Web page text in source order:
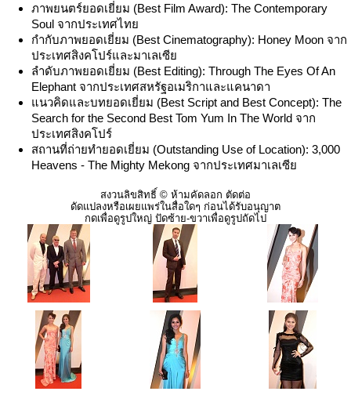
ภาพยนตร์ยอดเยี่ยม (Best Film Award): The Contemporary
Soul จากประเทศไทย
กำกับภาพยอดเยี่ยม (Best Cinematography): Honey Moon จาก
ประเทศสิงคโปร์และมาเลเซีย
ลำดับภาพยอดเยี่ยม (Best Editing): Through The Eyes Of An
Elephant จากประเทศสหรัฐอเมริกาและแคนาดา
แนวคิดและบทยอดเยี่ยม (Best Script and Best Concept): The
Search for the Second Best Tom Yum In The World จาก
ประเทศสิงคโปร์
สถานที่ถ่ายทำยอดเยี่ยม (Outstanding Use of Location): 3,000
Heavens - The Mighty Mekong จากประเทศมาเลเซีย
สงวนลิขสิทธิ์ © ห้ามคัดลอก ตัดต่อ
ดัดแปลงหรือเผยแพร่ในสื่อใดๆ ก่อนได้รับอนุญาต
กดเพื่อดูรูปใหญ่ ปัดซ้าย-ขวาเพื่อดูรูปถัดไป